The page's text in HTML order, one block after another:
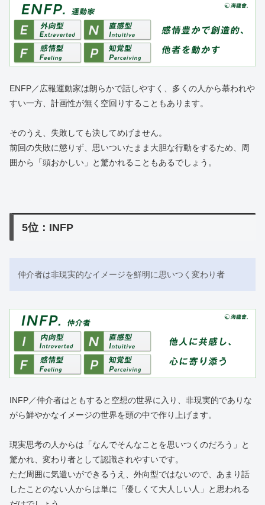
ENFP／広報運動家は朗らかで話しやすく、多くの人から慕われや
すい一方、計画性が無く空回りすることもあります。
そのうえ、失敗しても決してめげません。
前回の失敗に懲りず、思いついたまま大胆な行動をするため、周
囲から「頭おかしい」と驚かれることもあるでしょう。
5位：INFP
仲介者は非現実的なイメージを鮮明に思いつく変わり者
INFP／仲介者はともすると空想の世界に入り、非現実的でありな
がら鮮やかなイメージの世界を頭の中で作り上げます。
現実思考の人からは「なんでそんなことを思いつくのだろう」と
驚かれ、変わり者として認識されやすいです。
ただ周囲に気遣いができるうえ、外向型ではないので、あまり話
したことのない人からは単に「優しくて大人しい人」と思われる